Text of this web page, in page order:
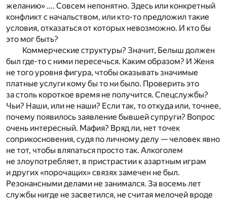
желанию» …. Совсем непонятно. Здесь или конкретный
конфликт с начальством, или кто-то предложил такие
условия, отказаться от которых невозможно. И кто бы
это мог быть?
Коммерческие структуры? Значит, Белыш должен
был где-то с ними пересечься. Каким образом? И Женя
не того уровня фигура, чтобы оказывать значимые
платные услуги кому бы то ни было. Проверить это
за столь короткое время не получится. Спецслужбы?
Чьи? Наши, или не наши? Если так, то откуда или, точнее,
почему появилось заявление бывшей супруги? Вопрос
очень интересный. Мафия? Вряд ли, нет точек
соприкосновения, судя по личному делу — человек явно
не тот, чтобы вляпаться просто так. Алкоголем
не злоупотребляет, в пристрастии к азартным играм
и других «порочащих» связях замечен не был.
Резонансными делами не занимался. За восемь лет
службы нигде не засветился, не считая мелочей вроде